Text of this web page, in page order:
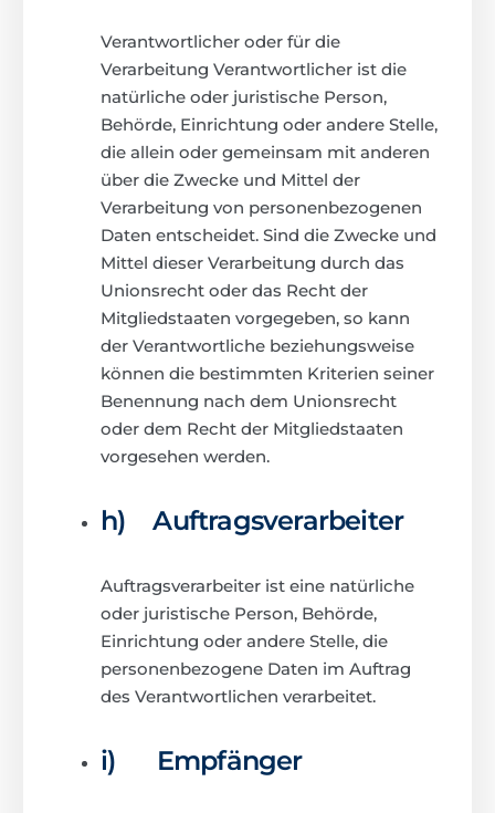
Verantwortlicher oder für die
Verarbeitung Verantwortlicher ist die
natürliche oder juristische Person,
Behörde, Einrichtung oder andere Stelle,
die allein oder gemeinsam mit anderen
über die Zwecke und Mittel der
Verarbeitung von personenbezogenen
Daten entscheidet. Sind die Zwecke und
Mittel dieser Verarbeitung durch das
Unionsrecht oder das Recht der
Mitgliedstaaten vorgegeben, so kann
der Verantwortliche beziehungsweise
können die bestimmten Kriterien seiner
Benennung nach dem Unionsrecht
oder dem Recht der Mitgliedstaaten
vorgesehen werden.
h) Auftragsverarbeiter
Auftragsverarbeiter ist eine natürliche
oder juristische Person, Behörde,
Einrichtung oder andere Stelle, die
personenbezogene Daten im Auftrag
des Verantwortlichen verarbeitet.
i) Empfänger